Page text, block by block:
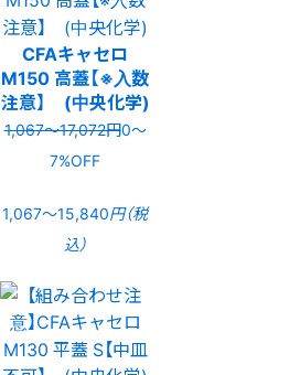
CFAキャセロ
M150 高蓋【※入数
注意】 (中央化学)
1,067〜17,072円0〜
7%OFF
1,067〜15,840円（税
込）